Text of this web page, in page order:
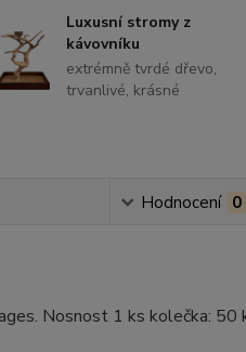
Luxusní stromy z
kávovníku
extrémně tvrdé dřevo,
trvanlivé, krásné
Hodnocení 0
Nosnost 1 ks kolečka: 50